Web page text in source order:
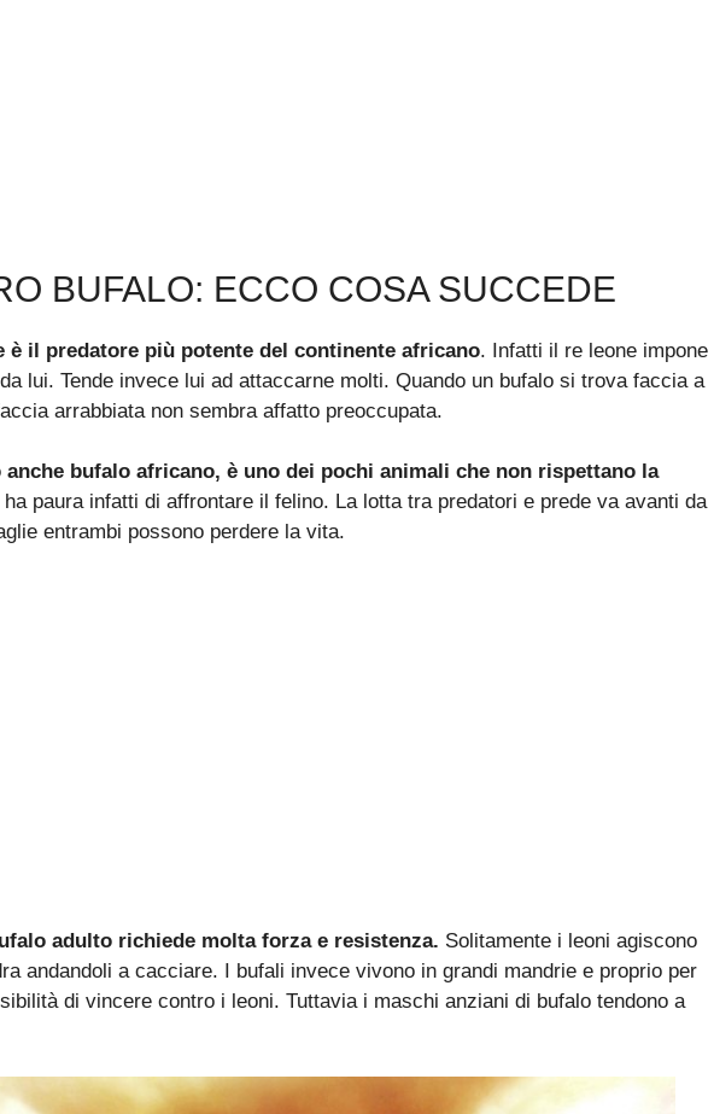
BUFALO: ECCO COSA SUCCEDE
è il predatore più potente del continente africano. Infatti il re leone impone
lui. Tende invece lui ad attaccarne molti. Quando un bufalo si trova faccia a
arrabbiata non sembra affatto preoccupata.
anche bufalo africano, è uno dei pochi animali che non rispettano la
ha paura infatti di affrontare il felino. La lotta tra predatori e prede va avanti da
entrambi possono perdere la vita.
adulto richiede molta forza e resistenza. Solitamente i leoni agiscono
andandoli a cacciare. I bufali invece vivono in grandi mandrie e proprio per
di vincere contro i leoni. Tuttavia i maschi anziani di bufalo tendono a